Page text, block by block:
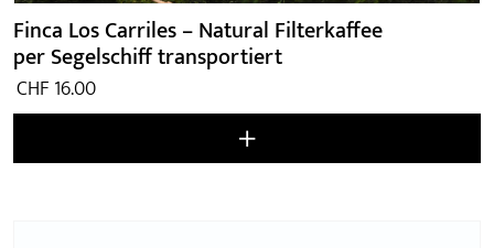
Finca Los Carriles – Natural Filterkaffee
per Segelschiff transportiert
CHF 16.00